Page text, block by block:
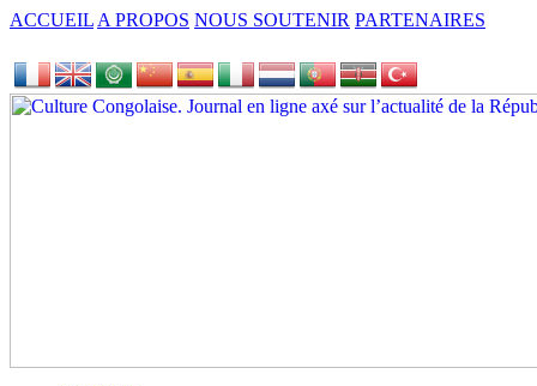
ACCUEIL A PROPOS NOUS SOUTENIR PARTENAIRES